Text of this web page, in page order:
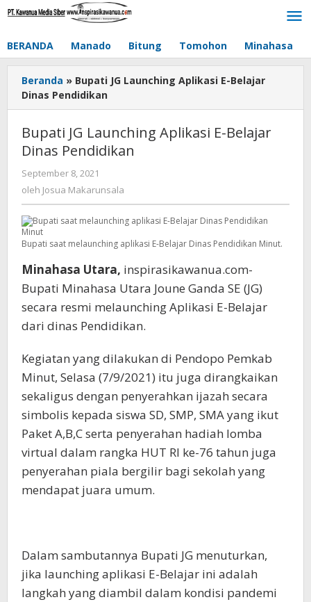
Lewati
BERANDA Manado Bitung Tomohon Minahasa
Beranda » Bupati JG Launching Aplikasi E-Belajar
Dinas Pendidikan
Bupati JG Launching Aplikasi E-Belajar
Dinas Pendidikan
September 8, 2021
Josua
oleh Josua Makarunsala
Bupati saat melaunching aplikasi E-Belajar Dinas Pendidikan Minut.
Minahasa Utara, inspirasikawanua.com-
Bupati Minahasa Utara Joune Ganda SE (JG)
secara resmi melaunching Aplikasi E-Belajar
dari dinas Pendidikan.
Kegiatan yang dilakukan di Pendopo Pemkab
Minut, Selasa (7/9/2021) itu juga dirangkaikan
sekaligus dengan penyerahkan ijazah secara
simbolis kepada siswa SD, SMP, SMA yang ikut
Paket A,B,C serta penyerahan hadiah lomba
virtual dalam rangka HUT RI ke-76 tahun juga
penyerahan piala bergilir bagi sekolah yang
mendapat juara umum.
Dalam sambutannya Bupati JG menuturkan,
jika launching aplikasi E-Belajar ini adalah
langkah yang diambil dalam kondisi pandemi